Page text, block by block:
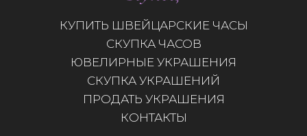
КУПИТЬ ШВЕЙЦАРСКИЕ ЧАСЫ
СКУПКА ЧАСОВ
ЮВЕЛИРНЫЕ УКРАШЕНИЯ
СКУПКА УКРАШЕНИЙ
ПРОДАТЬ УКРАШЕНИЯ
КОНТАКТЫ